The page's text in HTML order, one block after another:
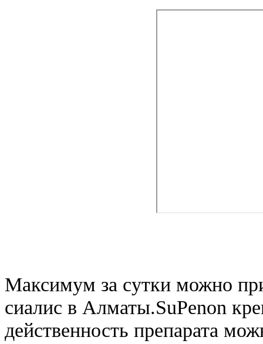
Максимум за сутки можно
сиалис в Алматы.SuPenon
действенность препарата